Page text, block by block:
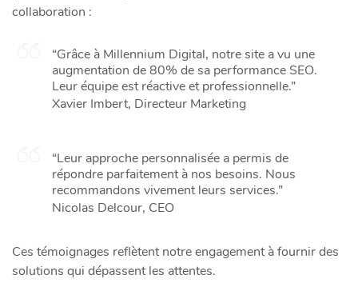
collaboration :
“Grâce à Millennium Digital, notre site a vu une
augmentation de 80% de sa performance SEO.
Leur équipe est réactive et professionnelle.”
Xavier Imbert, Directeur Marketing
“Leur approche personnalisée a permis de
répondre parfaitement à nos besoins. Nous
recommandons vivement leurs services.”
Nicolas Delcour, CEO
Ces témoignages reflètent notre engagement à fournir des
solutions qui dépassent les attentes.